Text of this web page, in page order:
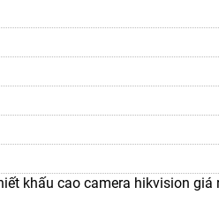
khấu cao camera hikvision giá